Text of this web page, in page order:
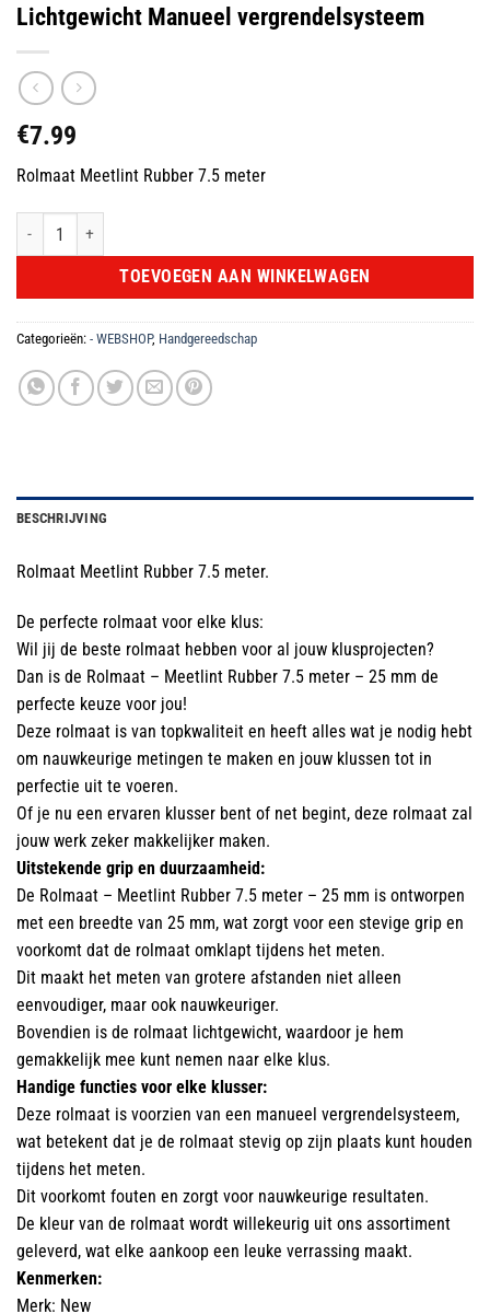
Lichtgewicht Manueel vergrendelsysteem
€7.99
Rolmaat Meetlint Rubber 7.5 meter
Rolmaat Meetlint Rubber 7.5 meter 25 mm Lichtgewicht Manueel
TOEVOEGEN AAN WINKELWAGEN
Categorieën: - WEBSHOP, Handgereedschap
BESCHRIJVING
Rolmaat Meetlint Rubber 7.5 meter.
De perfecte rolmaat voor elke klus:
Wil jij de beste rolmaat hebben voor al jouw klusprojecten?
Dan is de Rolmaat – Meetlint Rubber 7.5 meter – 25 mm de
perfecte keuze voor jou!
Deze rolmaat is van topkwaliteit en heeft alles wat je nodig hebt
om nauwkeurige metingen te maken en jouw klussen tot in
perfectie uit te voeren.
Of je nu een ervaren klusser bent of net begint, deze rolmaat zal
jouw werk zeker makkelijker maken.
Uitstekende grip en duurzaamheid:
De Rolmaat – Meetlint Rubber 7.5 meter – 25 mm is ontworpen
met een breedte van 25 mm, wat zorgt voor een stevige grip en
voorkomt dat de rolmaat omklapt tijdens het meten.
Dit maakt het meten van grotere afstanden niet alleen
eenvoudiger, maar ook nauwkeuriger.
Bovendien is de rolmaat lichtgewicht, waardoor je hem
gemakkelijk mee kunt nemen naar elke klus.
Handige functies voor elke klusser:
Deze rolmaat is voorzien van een manueel vergrendelsysteem,
wat betekent dat je de rolmaat stevig op zijn plaats kunt houden
tijdens het meten.
Dit voorkomt fouten en zorgt voor nauwkeurige resultaten.
De kleur van de rolmaat wordt willekeurig uit ons assortiment
geleverd, wat elke aankoop een leuke verrassing maakt.
Kenmerken:
Merk: New